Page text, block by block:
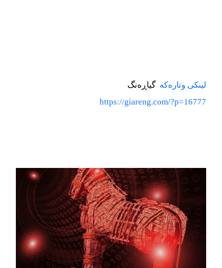
لینکی وتاره‌‌‌که‌‌‌ گیاڕه‌‌‌نگ
https://giareng.com/?p=16777